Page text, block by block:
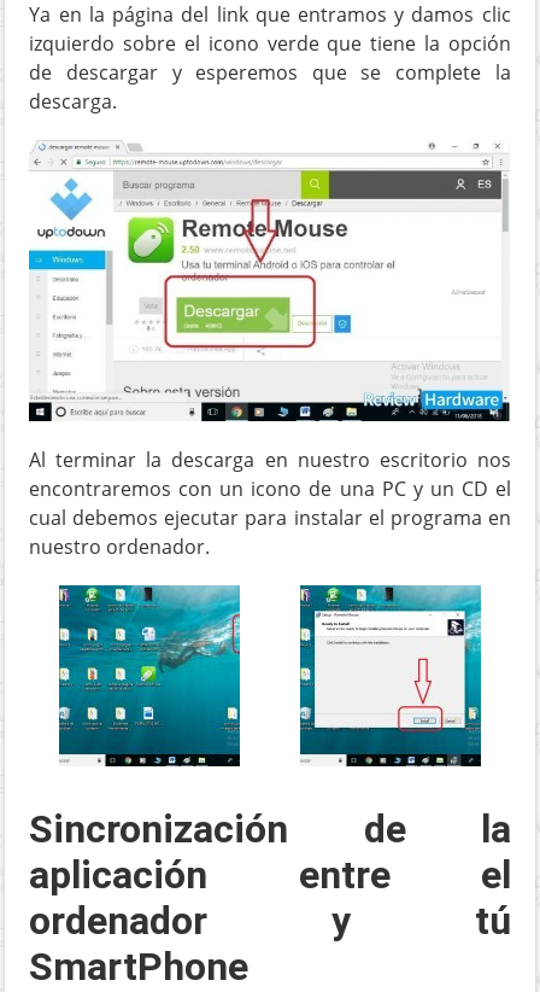
Ya en la página del link que entramos y damos clic
izquierdo sobre el icono verde que tiene la opción
de descargar y esperemos que se complete la
descarga.
Al terminar la descarga en nuestro escritorio nos
encontraremos con un icono de una PC y un CD el
cual debemos ejecutar para instalar el programa en
nuestro ordenador.
Sincronización de la
aplicación entre el
ordenador y tú
SmartPhone